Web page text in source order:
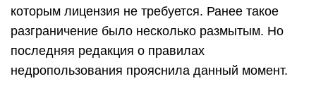
которым лицензия не требуется. Ранее такое
разграничение было несколько размытым. Но
последняя редакция о правилах
недропользования прояснила данный момент.